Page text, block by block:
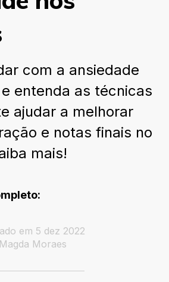
com a ansiedade
entenda as técnicas
ajudar a melhorar
e notas finais no
mais!
em 5 dez 2022
Moraes